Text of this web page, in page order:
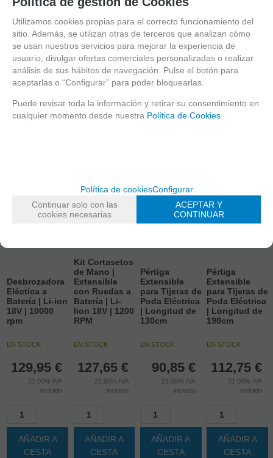
AÑADIR A
CESTA
AÑADIR A
CESTA
AÑADIR A
CESTA
AÑADIR A
CESTA
Desbrozadora
Eléctica a
Batería | Li-ion
18V | 10000
rpm
EN STOCK
129,95 €
21.00% IVA
incluido
AÑADIR A
CESTA
Kit Cortasetos
de Mano |
Extensible
con Ruedas a
Batería | Li-
Iion 18V | 1200
RPM
EN STOCK
127,65 €
21.00% IVA
incluido
AÑADIR A
CESTA
Pértiga
Extensible
para Tijeras de
Poda Eléctrica
| Longitud de
130cm
EN STOCK
90,85 €
21.00% IVA
incluido
AÑADIR A
CESTA
Pértiga
Extensible
para Tijeras de
Poda Eléctrica
| Longitud de
190cm
EN STOCK
112,75 €
21.00% IVA
incluido
AÑADIR A
CESTA
Utilizamos cookies propias para el correcto funcionamiento del
sitio. Además, se utilizan otras de terceros que analizan cómo
se usan nuestros servicios para mejorar la experiencia de
usuario, divulgar ofertas comerciales personalizadas o realizar
análisis de sus hábitos de navegación. Pulse el botón para
aceptarlas o “Configurar” para poder bloquearlas.
Puede revisar toda la información y retirar su consentimiento en
cualquier momento desde nuestra Política de Cookies
Política de cookiesConfigurar
Continuar solo con las
cookies necesarias
ACEPTAR Y
CONTINUAR